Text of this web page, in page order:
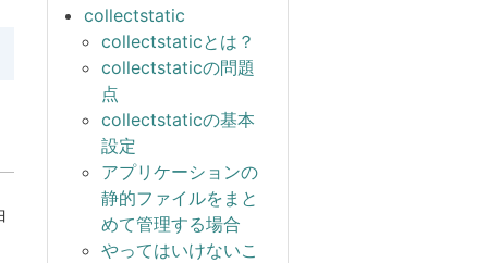
collectstatic
collectstaticとは？
collectstaticの問題
点
collectstaticの基本
設定
アプリケーションの
静的ファイルをまと
めて管理する場合
やってはいけないこ